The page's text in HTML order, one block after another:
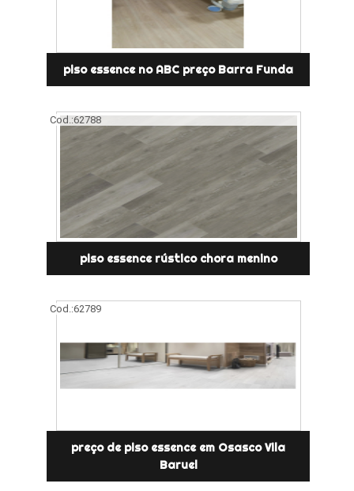
piso essence no ABC preço Barra Funda
Cod.:62788
piso essence rústico chora menino
Cod.:62789
preço de piso essence em Osasco Vila
Baruel